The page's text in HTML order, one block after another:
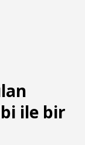
ile bir